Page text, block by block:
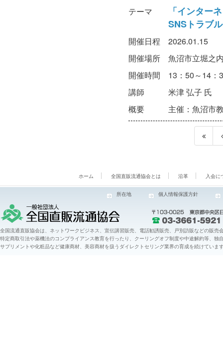
テーマ
「インター
SNSトラブ
開催日程
2026.01.15
開催場所
魚沼市立堀之
開催時間
13：50～14：
講師
米津 弘子 氏
概要
主催：魚沼市
ホーム 全国直販流通協会とは 沿革 入会に
所在地 個人情報保護方針
全国流通直販協会は、ネットワークビジネス、宣伝講習販売、電話勧誘販売、戸別訪販などの販売
特定商取引法や薬機法のコンプライアンス教育を行ったり、クーリングオフ制度や中途解約等、
サプリメントや化粧品など健康商材、美容商材を扱うダイレクトセリング業界の育成を続けていま